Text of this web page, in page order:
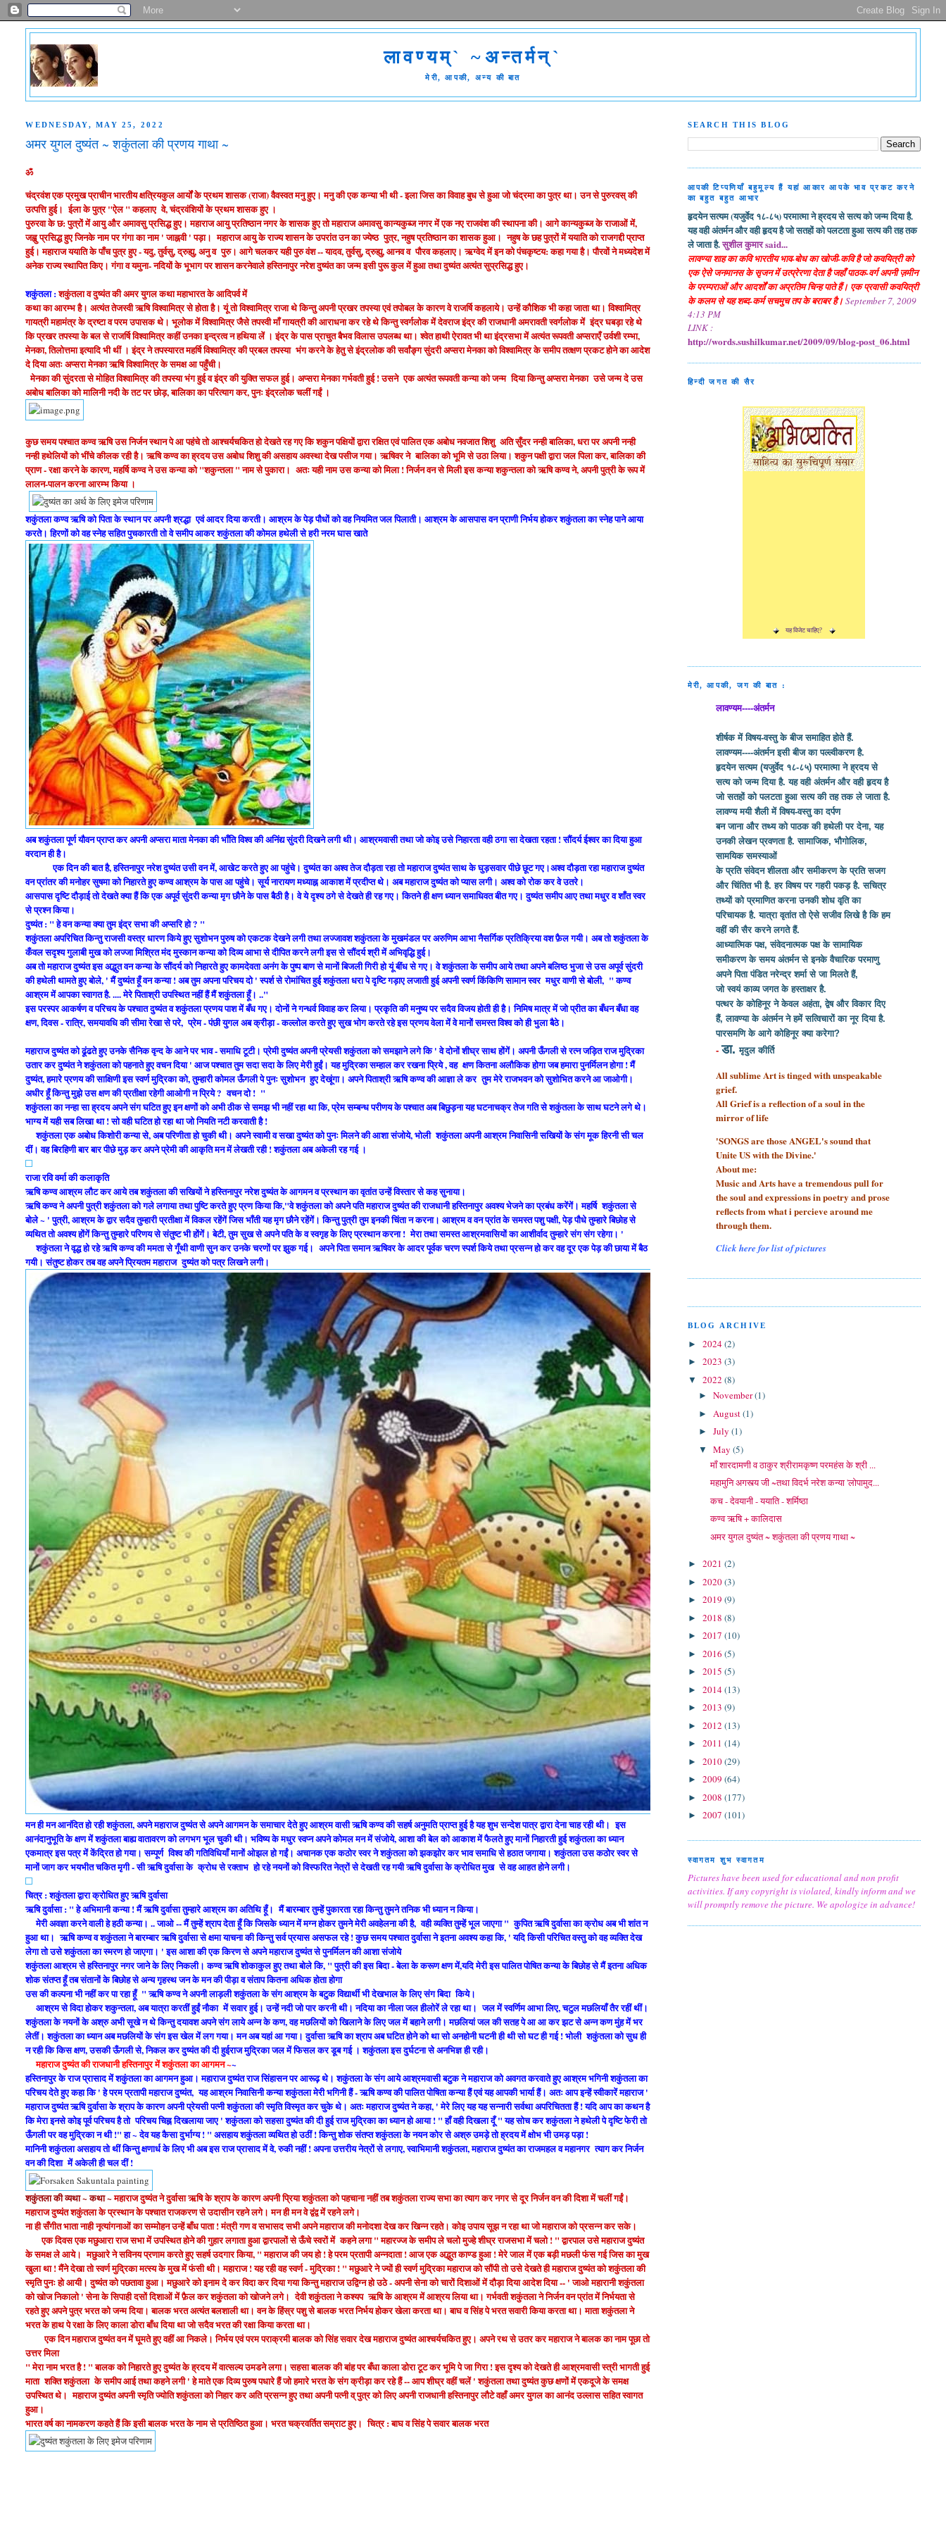
लावण्यम्` ~अन्तर्मन्`
मेरी, आपकी, अन्य की बात
WEDNESDAY, MAY 25, 2022
अमर युगल दुष्यंत ~ शकुंतला की प्रणय गाथा ~
ॐ
चंद्रवंश एक प्रमुख प्राचीन भारतीय क्षत्रियकुल आर्यों के प्रथम शासक (राजा) वैवस्वत मनु हुए। मनु की एक कन्या भी थी - इला जिस का विवाह बुध से हुआ जो चंद्रमा का पुत्र था। उन से पुरुरवस्‌ की
उत्पत्ति हुई। ईला के पुत्र "ऐल " कहलाए वे, चंद्रवंशियों के प्रथम शासक हुए ।
पुरुरवा के छ: पुत्रों में आयु और अमावसु प्रसिद्ध हुए। महाराज आयु प्रतिष्ठान नगर के शासक हुए तो महाराज अमावसु कान्यकुब्ज नगर में एक नए राजवंश की स्थापना की। आगे कान्यकुब्ज के राजाओं में,
जह्वु प्रसिद्ध हुए जिनके नाम पर गंगा का नाम ' जाह्नवी ' पड़ा। महाराज आयु के राज्य शासन के उपरांत उन का ज्येष्ठ पुत्र, नहुष प्रतिष्ठान का शासक हुआ। नहुष के छह पुत्रों में ययाति को राजगद्दी प्राप्त
हुई। महाराज ययाति के पाँच पुत्र हुए - यदु, तुर्वसु, द्रुह्यु, अनु व पुरु। आगे चलकर यही पुरु वंश -- यादव, तुर्वसु, द्रुह्यु, आनव व पौरव कहलाए। ऋग्वेद में इन को पंचकृष्टय: कहा गया है। पौरवों ने मध्यदेश में
अनेक राज्य स्थापित किए। गंगा व यमुना- नदियों के भूभाग पर शासन करनेवाले हस्तिनापुर नरेश दुष्यंत का जन्म इसी पुरू कुल में हुआ तथा दुष्यंत अत्यंत सुप्रसिद्ध हुए।
शकुंतला :शकुंतला व दुष्यंत की अमर युगल कथा महाभारत के आदिपर्व में
कथा का आरम्भ है। अत्यंत तेजस्वी ऋषि विश्वामित्र से होता है। यूं तो विश्वामित्र राजा थे किन्तु अपनी प्रखर तपस्या एवं तपोबल के कारण वे राजर्षि कहलाये। उन्हें कौशिक भी कहा जाता था। विश्वामित्र
गायत्री महामंत्र के द्रष्टा व परम उपासक थे। भूलोक में विश्वामित्र जैसे तपस्वी माँ गायत्री की आराधना कर रहे थे किन्तु स्वर्गलोक में देवराज इंद्र की राजधानी अमरावती स्वर्गलोक में इंद्र घबड़ा रहे थे
कि प्रखर तपस्या के बल से राजर्षि विश्वामित्र कहीं उनका इन्द्रत्व न हथिया लें । इंद्र के पास प्राचुत बैभव विलास उपलब्ध था। श्वेत हाथी ऐरावत भी था इंद्रसभा में अत्यंत रूपवती अप्सराएँ उर्वशी रम्भा,
मेनका, तिलोत्तमा इत्यादि भी थीं । इंद्र ने तपस्यारत महर्षि विश्वामित्र की प्रबल तपस्या भंग करने के हेतु से इंद्रलोक की सर्वांङ्ग सुंदरी अप्सरा मेनका को विश्वामित्र के समीप तत्क्षण प्रकट होने का आदेश
दे दिया अतः अप्सरा मेनका ऋषि विश्वामित्र के समक्ष आ पहुँची।
मेनका की सुंदरता से मोहित विश्वामित्र की तपस्या भंग हुई व इंद्र की युक्ति सफल हुई। अप्सरा मेनका गर्भवती हुई ! उसने एक अत्यंत रूपवती कन्या को जन्म दिया किन्तु अप्सरा मेनका उसे जन्म दे उस
अबोध बालिका को मालिनी नदी के तट पर छोड़, बालिका का परित्याग कर, पुनः इंद्रलोक चलीं गईं ।
कुछ समय पश्चात कण्व ऋषि उस निर्जन स्थान पे आ पहंचे तो आश्चर्यचकित हो देखते रह गए कि शकुन पक्षियों द्वारा रक्षित एवं पालित एक अबोध नवजात शिशु अति सुँदर नन्ही बालिका, धरा पर अपनी नन्ही
नन्ही हथेलियों को भींचे कीलक रही है। ऋषि कण्व का ह्रदय उस अबोध शिशु की असहाय अवस्था देख पसीज गया। ऋषिवर ने बालिका को भूमि से उठा लिया। शकुन पक्षी द्वारा जल पिला कर, बालिका की
प्राण - रक्षा करने के कारण, महर्षि कण्व ने उस कन्या को "शकुन्तला " नाम से पुकारा। अतः यही नाम उस कन्या को मिला ! निर्जन वन से मिली इस कन्या शकुन्तला को ऋषि कण्व ने, अपनी पुत्री के रूप में
लालन-पालन करना आरम्भ किया ।
शकुंतला कण्व ऋषि को पिता के स्थान पर अपनी श्रद्धा एवं आदर दिया करती। आश्रम के पेड़ पौधों को वह नियमित जल पिलाती। आश्रम के आसपास वन प्राणी निर्भय होकर शकुंतला का स्नेह पाने आया
करते। हिरणों को वह स्नेह सहित पुचकारती तो वे समीप आकर शकुंतला की कोमल हथेली से हरी नरम घास खाते
अब शकुंतला पूर्ण यौवन प्राप्त कर अपनी अप्सरा माता मेनका की भाँति विश्व की अनिंद्य सुंदरी दिखने लगी थी। आश्रमवासी तथा जो कोइ उसे निहारता वही ठगा सा देखता रहता ! सौंदर्य ईश्वर का दिया हुआ
वरदान ही है।
एक दिन की बात है, हस्तिनापुर नरेश दुष्यंत उसी वन में, आखेट करते हुए आ पहुंचे। दुष्यंत का अश्व तेज दौड़ता रहा तो महाराज दुष्यंत साथ के घुड़सवार पीछे छूट गए।अश्व दौड़ता रहा महाराज दुष्यंत
वन प्रांतर की मनोहर सुषमा को निहारते हुए कण्व आश्रम के पास आ पहुंचे। सूर्य नारायण मध्याह्न आकाश में प्रदीप्त थे। अब महाराज दुष्यंत को प्यास लगी। अश्व को रोक कर वे उतरे।
आसपास दृष्टि दौड़ाई तो देखते क्या हैं कि एक अपूर्व सुंदरी कन्या मृग छौने के पास बैठी है। वे ये दृश्य ठगे से देखते ही रह गए। कितने ही क्षण ध्यान समाधिवत बीत गए। दुष्यंत समीप आए तथा मधुर व शाँत स्वर
से प्रश्न किया।
दुष्यंत : " हे वन कन्या क्या तुम इंद्र सभा की अप्सरि हो ? "
शकुंतला अपरिचित किन्तु राजसी वस्त्र धारण किये हुए सुशोभन पुरुष को एकटक देखने लगी तथा लज्जावश शकुंतला के मुखमंडल पर अरुणिम आभा नैसर्गिक प्रतिक्रिया वश फ़ैल गयी। अब तो शकुंतला के
कँवल सदृश्य गुलाबी मुख को लज्जा मिश्रित मंद मुस्कान कन्या को दिव्य आभा से दीपित करने लगी इस से सौंदर्य श्री में अभिवृद्धि हुई।
अब तो महाराज दुष्यंत इस अद्भुत वन कन्या के सौंदर्य को निहारते हुए कामदेवता अनंग के पुष्प बाण से मानों बिजली गिरी हो यूं बींध से गए। वे शकुंतला के समीप आये तथा अपने बलिष्ठ भुजा से उस अपूर्व सुंदरी
की हथेली थामते हुए बोले, ' मैं दुष्यंत हूँ वन कन्या ! अब तुम अपना परिचय दो ' स्पर्श से रोमांचित हुई शकुंतला धरा पे दृष्टि गड़ाए लजाती हुई अपनी स्वर्ण किंकिणि सामान स्वर मधुर वाणी से बोली, " कण्व
आश्रम में आपका स्वागत है. .... मेरे पिताश्री उपस्थित नहीं हैं मैं शकुंतला हूँ। .."
इस परस्पर आकर्षण व परिचय के पश्चात दुष्यंत व शकुंतला प्रणय पाश में बँध गए। दोनों ने गन्धर्व विवाह कर लिया। प्रकृति की मनुष्य पर सदैव विजय होती ही है। निमिष मात्र में जो प्रीत का बँधन बँधा वह
क्षण, दिवस - रात्रि, समयावधि की सीमा रेखा से परे, प्रेम - पंछी युगल अब क्रीड़ा - कल्लोल करते हुए सुख भोग करते रहे इस प्रणय वेला में वे मानों समस्त विश्व को ही भुला बैठे।
महाराज दुष्यंत को ढूंढते हुए उनके सैनिक वृन्द के आने पर भाव - समाधि टूटी। प्रेमी दुष्यंत अपनी प्रेयसी शकुंतला को समझाने लगे कि ' वे दोनों शीघ्र साथ होंगें। अपनी ऊँगली से रत्न जड़ित राज मुद्रिका
उतार कर दुष्यंत ने शकुंतला को पहनाते हुए वचन दिया ' आज पश्चात तुम सदा सदा के लिए मेरी हुईं। यह मुद्रिका सम्हाल कर रखना प्रिये, वह क्षण कितना अलौकिक होगा जब हमारा पुनर्मिलन होगा ! मैं
दुष्यंत, हमारे प्रणय की साक्षिणी इस स्वर्ण मुद्रिका को, तुम्हारी कोमल ऊँगली पे पुनः सुशोभन हुए देखूंगा। अपने पिताश्री ऋषि कण्व की आज्ञा ले कर तुम मेरे राजभवन को सुशोभित करने आ जाओगी।
अधीर हूँ किन्तु मुझे उस क्षण की प्रतीक्षा रहेगी आओगी न प्रिये ? वचन दो ! "
शकुंतला का नन्हा सा ह्रदय अपने संग घटित हुए इन क्षणों को अभी ठीक से समझ भी नहीं रहा था कि, प्रेम सम्बन्ध परीणय के पश्चात अब बिछुड़ना यह घटनाचक्र तेज गति से शकुंतला के साथ घटने लगे थे।
भाग्य में यही सब लिखा था ! सो वही घटित हो रहा था जो नियति नटी करवाती है !
शकुंतला एक अबोध किशोरी कन्या से, अब परिणीता हो चुकी थी। अपने स्वामी व सखा दुष्यंत को पुनः मिलने की आशा संजोये, भोली शकुंतला अपनी आश्रम निवासिनी सखियों के संग मूक हिरनी सी चल
दीं। वह बिरहिणी बार बार पीछे मुड़ कर अपने प्रेमी की आकृति मन में लेखती रही ! शकुंतला अब अकेली रह गई ।
राजा रवि वर्मा की कलाकृति
ऋषि कण्व आश्रम लौट कर आये तब शकुंतला की सखियों ने हस्तिनापुर नरेश दुष्यंत के आगमन व प्रस्थान का वृतांत उन्हें विस्तार से कह सुनाया।
ऋषि कण्व ने अपनी पुत्री शकुंतला को गले लगाया तथा पुष्टि करते हुए प्रण किया कि,"वे शकुंतला को अपने पति महाराज दुष्यंत की राजधानी हस्तिनापुर अवश्य भेजने का प्रबंध करेंगें। महर्षि शकुंतला से
बोले ~ ' पुत्री, आश्रम के द्वार सदैव तुम्हारी प्रतीक्षा में विकल रहेंगें जिस भाँती यह मृग छौने रहेंगें। किन्तु पुत्री तुम इनकी चिंता न करना। आश्रम व वन प्रांत के समस्त पशु पक्षी, पेड़ पौधे तुम्हारे बिछोह से
व्यथित तो अवश्य होंगें किन्तु तुम्हारे परिणय से संतुष्ट भी होंगें। बेटी, तुम सुख से अपने पति के व स्वगृह के लिए प्रस्थान करना ! मेरा तथा समस्त आश्रमवासियों का आशीर्वाद तुम्हारे संग संग रहेगा। '
शकुंतला ने वृद्ध हो रहे ऋषि कण्व की ममता से गूँथी वाणी सुन कर उनके चरणों पर झुक गई। अपने पिता समान ऋषिवर के आदर पूर्वक चरण स्पर्श किये तथा प्रसन्न हो कर वह दूर एक पेड़ की छाया में बैठ
गयी।संतुष्ट होकर तब वह अपने प्रियतम महाराज दुष्यंत को पत्र लिखने लगी।
मन ही मन आनंदित हो रही शकुंतला, अपने महाराज दुष्यंत से अपने आगमन के समाचार देते हुए आश्रम वासी ऋषि कण्व की सहर्ष अनुमति प्राप्त हुई है यह शुभ सन्देश पात्र द्वारा देना चाह रही थी। इस
आनंदानुभूति के क्षण में शकुंतला बाह्य वातावरण को लगभग भूल चुकी थी। भविष्य के मधुर स्वप्न अपने कोमल मन में संजोये, आशा की बेल को आकाश में फैलते हुए मानों निहारती हुई शकुंतला का ध्यान
एकमात्र इस पत्र में केंद्रित हो गया। सम्पूर्ण विश्व की गतिविधियाँ मानों ओझल हो गईं।अचानक एक कठोर स्वर ने शकुंतला को झकझोर कर भाव समाधि से हठात जगाया। शकुंतला उस कठोर स्वर से
मानों जाग कर भयभीत चकित मृगी - सी ऋषि दुर्वासा के क्रोध से रक्ताभ हो रहे नयनों को विस्फरित नेत्रों से देखती रह गयी ऋषि दुर्वासा के क्रोधित मुख से वह आहत होने लगी।
चित्र : शकुंतला द्वारा क्रोधित हुए ऋषिदुर्वासा
ऋषि दुर्वासा : " हे अभिमानी कन्या ! मैं ऋषि दुर्वासा तुम्हारे आश्रम का अतिथि हूँ। मैं बारम्बार तुम्हें पुकारता रहा किन्तु तुमने तनिक भी ध्यान न किया।
मेरी अवज्ञा करने वाली हे हठी कन्या। .. जाओ -- मैं तुम्हें श्राप देता हूँ कि जिसके ध्यान में मग्न होकर तुमने मेरी अवहेलना की है,वही व्यक्ति तुम्हें भूल जाएगा "कुपित ऋषि दुर्वासा का क्रोध अब भी शांत न
हुआ था।ऋषि कण्व व शकुंतला ने बारम्बार ऋषि दुर्वासा से क्षमा याचना की किन्तु सर्व प्रयास असफल रहे ! कुछ समय पश्चात दुर्वासा ने इतना अवश्य कहा कि, ' यदि किसी परिचित वस्तु को वह व्यक्ति देख
लेगा तो उसे शकुंतला का स्मरण हो जाएगा। ' इस आशा की एक किरण से अपने महाराज दुष्यंत से पुनर्मिलन की आशा संजोये
शकुंतला आश्रम से हस्तिनापुर नगर जाने के लिए निकली। कण्व ऋषि शोकाकुल हुए तथा बोले कि, " पुत्री की इस बिदा - बेला के करूण क्षण में,यदि मेरी इस पालित पोषित कन्या के बिछोह से मैं इतना अधिक
शोक संतप्त हूँ तब संतानों के बिछोह से अन्य गृहस्थ जन के मन की पीड़ा व संताप कितना अधिक होता होगा
उस की कल्पना भी नहीं कर पा रहा हूँ "ऋषि कण्व ने अपनी लाड़ली शकुंतला के संग आश्रम के बटुक विद्यार्थी भी देखभाल के लिए संग बिदा किये।
आश्रम से विदा होकर शकुन्तला, अब यात्रा करतीं हुईं नौका में सवार हुई। उन्हें नदी जो पार करनी थी। नदिया का नीला जल हीलोरें ले रहा था। जल में स्वर्णिम आभा लिए, चटुल मछलियाँ तैर रहीं थीं।
शकुंतला के नयनों के अश्रु अभी सूखे न थे किन्तु दयावश अपने संग लाये अन्न के कण, वह मछलियों को खिलाने के लिए जल में बहाने लगी। मछलियां जल की सतह पे आ आ कर झट से अन्न कण मुंह में भर
लेतीं। शकुंतला का ध्यान अब मछलियों के संग इस खेल में लग गया। मन अब यहां आ गया। दुर्वासा ऋषि का श्राप अब घटित होने को था सो अनहोनी घटनी ही थी सो घट ही गई !भोली शकुंतला को सुध ही
न रही कि किस क्षण, उसकी ऊँगली से, निकल कर दुष्यंत की दी हुईराज मुद्रिका जल में फिसल कर डूब गई । शकुंतला इस दुर्घटना से अनभिज्ञ ही रही।
महाराज दुष्यंत की राजधानी हस्तिनापुर में शकुंतला का आगमन ~~
हस्तिनापुर के राज प्रासाद में शकुंतला का आगमन हुआ। महाराज दुष्यंत राज सिंहासन पर आरूढ़ थे।शकुंतला के संग आये आश्रमवासी बटुक ने महाराज को अवगत करवाते हुए आश्रम भगिनी शकुंतला का
परिचय देते हुए कहा कि ' हे परम प्रतापी महाराज दुष्यंत, यह आश्रम निवासिनी कन्या शकुंतला मेरी भगिनी हैं - ऋषि कण्व की पालित पोषिता कन्या हैं एवं यह आपकी भार्या हैं। अतः आप इन्हें स्वीकारें महाराज '
महाराज दुष्यंत ऋषि दुर्वासा के श्राप के कारण अपनी प्रेयसी पत्नी शकुंतला की स्मृति विस्मृत कर चुके थे। अतः महाराज दुष्यंत ने कहा, ' मेरे लिए यह यह सन्नारी सर्वथा अपरिचितता हैं !यदि आप का कथन है
कि मेरा इनसे कोइ पूर्व परिचय है तो परिचय चिह्न दिखलाया जाए 'शकुंतला को सहसा दुष्यंत की दी हुई राज मुद्रिका का ध्यान हो आया ! " हाँ वही दिखला दूँ " यह सोच कर शकुंतला ने हथेली पे दृष्टि फेरी तो
ऊँगली पर वह मुद्रिका न थी !" हा ~ देव यह कैसा दुर्भाग्य ! " असहाय शकुंतला व्यथित हो उठीं ! किन्तु शोक संतप्त शकुंतला के नयन कोर से अश्रु उमड़े तो ह्रदय में क्षोभ भी उमड़ पड़ा !
मानिनी शकुंतला असहाय तो थीं किन्तु क्षणार्ध के लिए भी अब इस राज प्रासाद में वे, रुकी नहीं ! अपना उत्तरीय नेत्रों से लगाए, स्वाभिमानी शकुंतला, महाराज दुष्यंत का राजमहल व महानगरत्याग कर निर्जन
वन की दिशा में अकेली ही चल दीं !
शकुंतला की व्यथा ~ कथा ~महाराज दुष्यंत ने दुर्वासा ऋषि के श्राप के कारण अपनी प्रिया शकुंतला को पहचाना नहीं तब शकुंतला राज्य सभा का त्याग कर नगर से दूर निर्जन वन की दिशा में चलीं गईं।
महाराज दुष्यंत शकुंतला के प्रस्थान के पश्चात राजकरण से उदासीन रहने लगे। मन ही मन वे द्वंद्व में रहने लगे।
ना ही सँगीत भाता नाही नृत्यांगनाओं का सम्मोहन उन्हें बाँध पाता ! मंत्री गण व सभासद सभी अपने महाराज की मनोदशा देख कर खिन्न रहते। कोइ उपाय सूझ न रहा था जो महाराज को प्रसन्न कर सके।
एक दिवस एक मछुआरा राज सभा में उपस्थित होने की गुहार लगाता हुआ द्वारपालों से ऊँचे स्वरों में कहने लगा " महारज्ज के समीप ले चलो मुज्हे शीघ्र राजसभा में चलो ! " द्वारपाल उसे महाराज दुष्यंत
के समक्ष ले आये। मछुआरे ने सविनय प्रणाम करते हुए सहर्ष उदगार किया, " महाराज की जय हो ! हे परम प्रतापी अन्नदाता ! आज एक अद्भुत काण्ड हुआ ! मेरे जाल में एक बड़ी मछली फंस गई जिस का मुख
खुला था ! मैंने देखा तो स्वर्ण मुद्रिका मत्स्य के मुख में फंसी थी। महाराज ! यह रही वह स्वर्ण - मुद्रिका ! " मछुआरे ने ज्यों ही स्वर्ण मुद्रिका महाराज को सौंपी तो उसे देखते ही महाराज दुष्यंत को शकुंतला की
स्मृति पुनः हो आयी। दुष्यंत को पछतावा हुआ। मछुआरे को इनाम दे कर विदा कर दिया गया किन्तु महाराज उद्विग्न हो उठे - अपनी सेना को चारों दिशाओं में दौड़ा दिया आदेश दिया -- ' जाओ महारानी शकुंतला
को खोज निकालो ' सेना के सिपाही दसों दिशाओं में फ़ैल कर शकुंतला को खोजने लगे। देवी शकुंतला ने कश्यप ऋषि के आश्रम में आश्रय लिया था। गर्भवती शकुंतला ने निर्जन वन प्रांत में निर्भयता से
रहते हुए अपने पुत्र भरत को जन्म दिया। बालक भरत अत्यंत बलशाली था। वन के हिंस्र पशु से बालक भरत निर्भय होकर खेला करता था। बाघ व सिंह पे भरत सवारी किया करता था। माता शकुंतला ने
भरत के हाथ पे रक्षा के लिए काला डोरा बाँध दिया था जो सदैव भरत की रक्षा किया करता था।
एक दिन महाराज दुष्यंत वन में घूमते हुए वहीं आ निकले। निर्भय एवं परम पराक्रमी बालक को सिंह सवार देख महाराज दुष्यंत आश्चर्यचकित हुए। अपने रथ से उतर कर महाराज ने बालक का नाम पूछा तो
उत्तर मिला
" मेरा नाम भरत है ! " बालक को निहारते हुए दुष्यंत के ह्रदय में वात्सल्य उमडने लगा। सहसा बालक की बांह पर बँधा काला डोरा टूट कर भूमि पे जा गिरा ! इस दृश्य को देखते ही आश्रमवासी स्त्री भागती हुई
माता शक्ति शकुंतला के समीप आई तथा कहने लगी ' हे माते एक दिव्य पुरुष पधारे हैं जो हमारे भरत के संग क्रीड़ा कर रहे हैं -- आप शीघ्र वहीं चलें ' शकुंतला तथा दुष्यंत कुछ क्षणों में एकदूजे के समक्ष
उपस्थित थे। महाराज दुष्यंत अपनी स्मृति ज्योति शकुंतला को निहार कर अति प्रसन्न हुए तथा अपनी पत्नी व् पुत्र को लिए अपनी राजधानी हस्तिनापुर लौटे वहाँ अमर युगल का आनंद उल्लास सहित स्वागत
हुआ।
भारत वर्ष का नामकरण कहते हैं कि इसी बालक भरत के नाम से प्रतिष्ठित हुआ। भरत चक्रवर्तित सम्राट हुए। चित्र : बाघ व सिंह पे सवार बालक भरत
SEARCH THIS BLOG
आपकी टिप्पणियाँ बहुमूल्य हैं यहां आकार आपके भाव प्रकट करने
का बहुत बहुत आभार
हृदयेन सत्यम (यजुर्वेद १८-८५) परमात्मा ने ह्रदय से सत्य को जन्म दिया है.
यह वही अंतर्मन और वही हृदय है जो सतहों को पलटता हुआ सत्य की तह तक
ले जाता है.सुशील कुमार said...
लावण्या शाह का कवि भारतीय भाव-बोध का खोजी-कवि है जो कवयित्री को
एक ऐसे जनमानस के सृजन में उत्प्रेरणा देता है जहाँ पाठक-वर्ग अपनी ज़मीन
के परम्पराओं और आदर्शों का अप्रतिम चिन्ह पाते हैं। एक प्रवासी कवयित्री
के कलम से यह शब्द-कर्म सचमुच तप के बराबर है। September 7, 2009
4:13 PM
LINK :
http://words.sushilkumar.net/2009/09/blog-post_06.html
हिन्दी जगत की सैर
यह विजेट चाहिए?
मेरी, आपकी, जग की बात :
लावण्यम----अंतर्मन
शीर्षक में विषय-वस्तु के बीज समाहित होते हैं.
लावण्यम----अंतर्मन इसी बीज का पल्ल्वीकरण है.
हृदयेन सत्यम (यजुर्वेद १८-८५) परमात्मा ने ह्रदय से
सत्य को जन्म दिया है. यह वही अंतर्मन और वही हृदय है
जो सतहों को पलटता हुआ सत्य की तह तक ले जाता है.
लावण्य मयी शैली में विषय-वस्तु का दर्पण
बन जाना और तथ्य को पाठक की हथेली पर देना, यह
उनकी लेखन प्रवणता है. सामाजिक, भौगोलिक,
सामयिक समस्याओं
के प्रति संवेदन शीलता और समीकरण के प्रति सजग
और चिंतित भी है. हर विषय पर गहरी पकड़ है. सचित्र
तथ्यों को प्रमाणित करना उनकी शोध वृति का
परिचायक है. यात्रा वृतांत तो ऐसे सजीव लिखे है कि हम
वहीं की सैर करने लगते हैं.
आध्यात्मिक पक्ष, संवेदनात्मक पक्ष के सामायिक
समीकरण के समय अंतर्मन से इनके वैचारिक परमाणु
अपने पिता पंडित नरेन्द्र शर्मा सेजा मिलते हैं,
जो स्वयं काव्य जगत के हस्ताक्षर है.
पत्थर के कोहिनूर ने केवल अहंता, द्वेष और विकार दिए
हैं, लावण्या के अंतर्मन ने हमें सत्विचारों का नूर दिया है.
पारसमणि के आगे कोहिनूर क्या करेगा?
- डा.मृदुल कीर्ति
All sublime Art is tinged with unspeakable
grief.
All Grief is a reflection of a soulin the
mirror of life
'SONGS are those ANGEL's sound that
Unite US with the Divine.'
About me:
Music and Arts have a tremendous pull for
the soul and expressions in poetry and prose
reflects from what i percieve around me
through them.
Click here for list of pictures
BLOG ARCHIVE
► 2024(2)
► 2023 (3)
▼ 2022 (8)
►November(1)
► August(1)
►July(1)
▼May(5)
माँ शारदामणी व ठाकुर श्रीरामकृष्ण परमहंस के श्री ...
महामुनि अगस्त्य जी ~तथा विदर्भ नरेश कन्या 'लोपामुद...
कच - देवयानी - ययाति - शर्मिष्ठा
कण्व ऋषि + कालिदास
अमर युगल दुष्यंत ~ शकुंतला की प्रणय गाथा ~
► 2021 (2)
► 2020(3)
► 2019 (9)
► 2018 (8)
► 2017 (10)
► 2016 (5)
► 2015 (5)
► 2014(13)
► 2013 (9)
► 2012 (13)
► 2011 (14)
► 2010(29)
► 2009 (64)
► 2008 (177)
► 2007 (101)
स्वागतम शुभ स्वागतम
Pictures have been used for educational and non profit
activities. If any copyright is violated, kindly inform and we
will promptly remove the picture. We apologize in advance!